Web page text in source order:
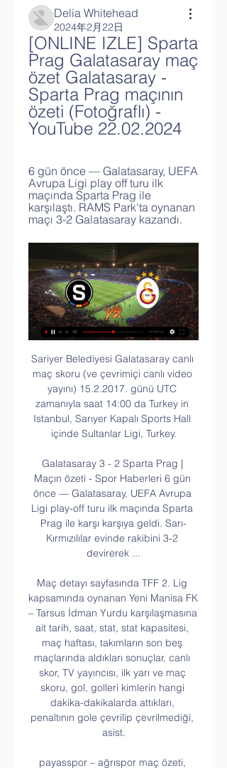
Delia Whitehead
2024年2月22日
[ONLINE IZLE] Sparta
Prag Galatasaray maç
özet Galatasaray -
Sparta Prag maçının
özeti (Fotoğraflı) -
YouTube 22.02.2024
6 gün önce — Galatasaray, UEFA
Avrupa Ligi play off turu ilk
maçında Sparta Prag ile
karşılaştı. RAMS Park'ta oynanan
maçı 3-2 Galatasaray kazandı.
Sariyer Belediyesi Galatasaray canlı maç skoru (ve çevrimiçi canlı video yayını) 15.2.2017. günü UTC zamanıyla saat 14:00 da Turkey in Istanbul, Sarıyer Kapalı Sports Hall içinde Sultanlar Ligi, Turkey.

Galatasaray 3 - 2 Sparta Prag | Maçın özeti - Spor Haberleri 6 gün önce — Galatasaray, UEFA Avrupa Ligi play-off turu ilk maçında Sparta Prag ile karşı karşıya geldi. Sarı-Kırmızılılar evinde rakibini 3-2 devirerek ...

Maç detayı sayfasında TFF 2. Lig kapsamında oynanan Yeni Manisa FK – Tarsus İdman Yurdu karşılaşmasına ait tarih, saat, stat, stat kapasitesi, maç haftası, takımların son beş maçlarında aldıkları sonuçlar, canlı skor, TV yayıncısı, ilk yarı ve maç skoru, gol, golleri kimlerin hangi dakika-dakikalarda attıkları, penaltının gole çevrilip çevrilmediği, asist.

payasspor – ağrıspor maç özeti, Ağrıspor maç özeti, Temsilcimiz Ağrıspor 3. ligin ikinci yarı açılış maçında deplasmanda Payasspor ile karşılaştı. Karşılaşmada çok üstün oynayan temsilcimiz bu üstünlüğünü sahaya yansıtamadı. Maçın 90 dakikası 1-1 eşitlikle tamamlandı. Temsilcimiz Ağrıspor deplasmanda 1 puan alarak yoluna devam etmeyi bildi. Payasspor.

12 temmuz 2020 keçiörengücü fatih karagümrük maçı: keçiörengücü'nün durumu 2-0'a getirdiği mücadele. - #18049254 bir daha sikseler almam denilen şeyler 3 kefil olmak anın fotoğrafı 7 ben olsam tecavüzcümle evlenirdim zamanla alışılır

Sparta Prag 3 | News & Events 2 saat önce — Sparta Prag Galatasaray maç özet Galatasaray - Sparta Prag 3-2 Maç Özetleri | mauro icardi gol 22.02.2024 Canlı yayın 6 gün önce — Maçın 62.

Galatasaray 90+1'de attı, Prag'a avantajlı gidiyor! 6 gün önce — Galatasaray, UEFA Avrupa Ligi play off turu ilk maçında Sparta Prag ile karşılaştı. RAMS Park'ta oynanan maçı 3-2 Galatasaray kazandı.

Leipzig 3-0 Tottenham, Bein Sports maç özeti ve golleri (İZLE) Valencia 3-4 Atalanta, Bein Sports maç özeti ve golleri (İZLE) Hazır İddaa Kuponları (Banko maçlar 11 Mart 2020 Çarşamba) Fenerbahçe'de Garry Rodrigues ve Simon Falette sevinci Sergen Yalçın hedefi açıkladı: 'Şampiyonluk ihtimalimiz zor' Falcao, Beşiktaş maçlarını boş geçmiyor! 3 farklı takım Ahmet.

Ligde Anadolu Efes 85.0 sayı ortalamasıyla oynarken, Valencia Basket ise 67.0 sayı ortalamasıyla mücadele ediyor. Efes'te Shane Larkin geçtiğimiz hafta ALBA Berlin maçında 26 sayı atarak.

Fatih Karagümrük – Adanaspor maçını canlı izle 18 temmuz 2020 naklen justin tv, Fatih Karagümrük – Adanaspor maçını canlı izle 18 temmuz 2020 maç yayın linki kesintisiz Hd kalite.

San Marcos de Arica - Deportes Iquique maçını canlı ve kesintisiz izle. Maç Saati: 23:00 ANA SAYFA; CANLI TV. TRT HD izle TRT 1 izle TRT Haber izle Trt Spor izle Star Tv izle Ntv izle Ntv Spor izle Atv izle A Haber izle Fox Tv izle Tv8,5 izle Sports Tv izle Tjk Tv izle FB …

Çaykur Rizespor - MKE Ankaragücü maç yayını dışında izlemek istediğiniz başka bir karşılaşma var ise sohbet kısmında online olan yöneticilerden yardım alabilir veya ana sayfamızdan canlı maç izle listesine ulaşabilirsiniz. Bu yayın aradığınız maçın değil mi?

Jest Yayın Taraftarium24’ten Bein Sports 2 Kasımpaşa Gaziantep maçı izleyin. TFF Süper Lig’in 16. haftasında Kasımpaşa, sahasında Gaziantep’i konuk ediyor. Taraftarlar ise bu maçı canlı izlemek için şifresiz bedava yayın arayışında. Zorlu maçta kazanan kim.

Temiz Başkan ve Ekibinden Umre Tatili Dönüşü Elazığ’a Yardım! Sivasspor’da Kone Şoku! Anadolu’nun nazar boncuğu adeta gözden kayboldu. Sivas Belediyesi’nden Çölyak Hastalarına Yardım Desteği. Belediyespor Ergene’ye Hazırlanıyor. Depremin Yaraları Sarılmaya Devam Ediyor.. Antep-Sivas Maçı …

maç özetleri Galatasaray GS Videolar MKE Ankaragücü 0-3 Galatasaray Maç Özeti |,Galatasaray 2 Galatasaray'da Sparta Prag maçı öncesi Kaan Ayhan gelişmesi · Galatasaray ...

NBA'de bu sabaha karşı 9 maç oynanırken güne 6 maçla devam edilecek. Hornets'in 7 maçlık galibiyet serisini son 5 maçını kaybeden Mavericks bitirirken,

İTÜ Yaş 28 Özel ders deneyimi 4 yıl Dersin verileceği yer Öğrencinin Evi, Öğretmenin Evi Ders verdiği düzeyler Ortaokul, Lise, Üniversite, KPSS/DGS/ALES Ders vereceği cinsiyet Bay Ders saati ücreti (tl) 40 Ders vereceği il İSTANBUL Ders vereceği mevki/bölge bahçelievler, bakırköy, avcılar, beylikdüzü, büyükçekmece

・ Deplasman: AJAX, MADRID ROSAS RB, BAYER LEVERKUSEN, BENFICA, CHELSEA B, CLUB BRUGGE, DINAMO ZAGREB, FC BAYERN MÜNCHEN, INTERNAZIONALE, NAPOLI, OLYMPIAKOS PIRAEUS, OLYMPIQUE LYONNAIS, PSG, SHAKHTAR DONETSK Ayrıca şu kulüplerden Öne Çıkan Oyuncuların yer alması planlanıyor. ・ FC BAYERN MÜNCHEN ・ BAYER LEVERKUSEN

Galatasaray | Avrupa Ligi Play-Off Turu 1. Maç @ExxenSpor 11:44The uploader has not made this video available in your country. Galatasaray - Sparta Prag (3-2) | Maç Özeti | Avrupa Ligi Play-Off Turu 1.YouTube · EXXENSPOR · 6 gün önce

Hacettepe Spor - Şanlıurfaspor maçı canlı anlatımı, takım kadroları, canlı izle, canlı dinle. 18 Kasım 2017 Cumartesi 13:30 tarihinde oynanan Hacettepe Spor - Şanlıurfaspor maçı canlı anlatım, takım kadrosu, canlı izle, canlı dinle, dakika-skor. SARIYER ŞANLIURFASPOR TARSUS İDMAN YURDU YENİ ÇORUMSPOR ZONGULDAK.

Gaziantepspor - Manisaspor, Gaziantepspor - Manisaspor maçı canlı izle, Gaziantepspor - Manisaspor 9 nisan 2010 cuma maçı canlı izle, Gaziantepspor - Manisaspor maçı bedava izle, Gaziantepspor - Manisaspor maçı lig tv de izle, Gaziantepspor - Manisaspor maçı justin tv de izle, Gaziantepspor - Manisaspor maçı online izle, Gaziantepspor - Manisaspor maçını izle, Gaziantepspor.

Süper Lig'in 19. haftasında Galatasaray deplasmanda Göztepe'yi Sinan Gümüş'ün golüyle 1-0 yenerek zorlu deplasmandan galibiyetle ayrıldı. İki topu direkten dönen Göztepe'de Borges de durum 0-0 iken penaltı atışından yararlanamadı.

Galatasaray 3-2 Sparta Prag Maç Özeti İzle (VİDEO) 6 gün önce — Galatasaray, UEFA Avrupa Ligi son 16 play-off turu ilk maçında sahasında Sparta Prag ile 3-2 mağlup etti. Sarı-kırmızılıların gollerini dakika ...

Yeni Malatyaspor vs İstanbul Başakşehir live streaming: Match preview. There are four matches in the Turkish Super Lig on Sunday. This clash is one of four taking place at the same time, on.

Sparta Prague "Galatasaray'ın taraftarı benim için problem değil" · Sparta Prag ...

Forum Gerçek > Spor Dünyası > Futbol | Diğer Futbol Kulüpleri > Galatasaray Galatasaray 0 - 1 Beşiktaş Spor Toto Süper Lig Derbi Maçı Kullanıcı Adınız

Galatasaray 3-2 Sparta Prag MAÇ SONUCU-ÖZET Aslan 6 gün önce — Galatasaray 3-2 Sparta Prag (MAÇ SONUCU-ÖZET) Aslan avantajı kaptı! · Galatasaray UEFA Avrupa Ligi'nde Sparta Prag karşısında!

Beşiktaş ile Galatasaray İnönü Stadı'nda karşı karşıya geldi. Dolmabahçe'deki maç, Mete Kalkavan'ın düdüğü ile başladı. 1’inci dakikada hızlı gelişen Beşiktaş atağında Lens’in pasıyla sağ çaprazdan ceza sahasına giren Umut Nayir’in şutunda top kaleci Muslera’da kaldı.

Göztepe Kavşağı D100,Göztepe Kavşağı D100 canli izle,Göztepe Kavşağı D100 mobese izle,Göztepe Kavşağı D100 kamera izle,Göztepe Kavşağı D100 webcam,Göztepe Kavşağı D100 live webcam,Göztepe Kavşağı D100 live camera,Göztepe Kavşağı D100 canl

Hafta karşılaşmalarının maç programı şu şekilde; 28.12.2019, Cumartesi. 13.00 Gaziantep Basketbol-Bahçeşehir Koleji Karataş Şahinbey SS. 15.15 Sigortam.net İTÜ-Galatasaray Doğa Sigorta Ayhan Şahenk SS. 17.30 Beşiktaş Sompo Sigorta-Türk Telekom Akatlar Spor ve Kültür SS. 20.00 TEKSÜT Bandırma BK-Tofaş TEKSÜT Kara Ali.

Karşılaşmada Portekiz ekibine galibiyeti getiren golleri 3'üncü dakikada Coates, 44'üncü dakikada Sporar ve 51'inci dakikada Vietto atarken, İstanbul Başakşehir'in tek golünü ise 77'nci dakikada penaltıdan Edin Visca kaydetti. Turun rövanş maçı 27 Şubat Perşembe günü saat 20.55'te oynanacak.

NTV ile eş zamanlı yayın yapan kanalda yayınlanan programlar yüksek çözünürlüklü HD kalitesinde izleyenlere aktarılmaktadır. NTV kanalının canlı yayınına ulaşmak için iPad, iPhone, Apple TV, Android akıllı telefon, Android tablet ve Smart TV tarayıcılarından canlitv.com'u ziyaret edebilirsiniz.

Shakhtar Donetsk - Benfica Frankfurt - Salzburg Ludogorets - Internazionale Club Brugge - Man. United CFR Cluj - Sevilla FC København - Celtic Getafe - Ajax Sporting CP - İstanbul Başakşehir Rangers - Braga Roma - Gent Wolfsburg - Malmö AZ Alkmaar - LASK Linz Olympiacos - Arsenal APOEL - Basel Leverkusen - Porto Wolves - Espanyol

Adana Demirspor, Fatih Karagümrük ile sözleşmesini fesheden Erkan Zengin ile 1.5 yıllık anlaşmaya vardı… Geçtiğimiz sezon İsveç ekibi Hammarby’den ayrılan ve Fatih Karagümrük’e imza atan bir süredir hem oyuncu hem teknik direktör olarak görev yaptığı takımdan sözleşmesini feshederek ayrılmıştı. Adana …

Fatih Karagümrük ve Adana Demirspor arasındaki maç hakkında bizimle fikir sahibi olacağınız yer tamda justin tv. Fatih Karagümrük – Adana Demirspor maçını canlı izle 07 mart 2020 justin tv canlı maç izle: 7 Mart 2020 Saat : 1:49 Genel. 0 Yorum. admin. Sohbet – Yardımlaşma.

Galatasaray 3-2 Sparta Prag | Maç Özeti | Önemli Kareler YouTube YouTube 1:06 YouTube Galatasaray Haberleri 6 gün önce 6 gün önce

Anadolu Efes - Gaziantep Basketbol 09 Mart 2020 Pazartesi 20:00. Sinan Erdem Spor Salonu , İstanbul , Türkiye Anadolu Efes - Valencia Basket 12 Mart 2020 Perşembe 20:30.

Polonia Bytom - LKS Goczalkowice-Zdroj maçını üyesiyseniz canlı olarak izleyebilirsiniz. U-TV, 140,000'den fazla canlı spor müsabakasını canlı olarak yayınlayan ve canlı bahis imkanı sunan alanında önde gelen çevrimiçi bahis şirketidir.

13.00 Gaziantep Basketbol – Arel Üniversitesi Büyükçekmece Basketbol. 15.15 TOFAŞ – Beşiktaş Sompo Sigorta. 17.30 Türk Telekom – Bandırma BK. 24 Kasım Pazar. 13.00 Afyon Belediyespor – Pınar Karşıyaka. 15.15 Galatasaray – OGM Ormanspor. 17.30 İTÜ Basket – Bursaspor. 20.00 Fenerbahçe Beko – Darüşşafaka. 25 Kasım.

Türkiye Basketbol Süper Ligi biletlerini vakit kaybetmeden StubHub güvencesiyle satın al ve Türk basketbolunun en iyilerini yakından izleme şansını yakala.

Galatasaray - Sparta Prag (3-2) | Maç Özeti | Avrupa Ligi Galatasaray - Sparta Prag arasındaki Avrupa Ligi play-off turu